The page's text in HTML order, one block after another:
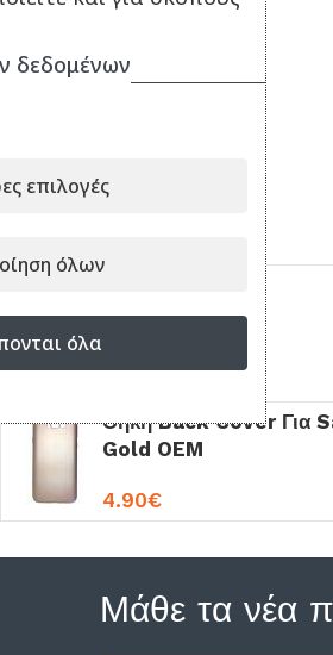
Θήκη Back Cover Για
ΠΡΟΣΘΉΚΗ ΣΤΟ ΚΑΛΆΘΙ
Είδατε πρόσφατα
Θήκη Back Cover Για
Gold OEM
4.90€
Μάθε τα νέα
δεδομένων
επιλογές
όλων
όλα